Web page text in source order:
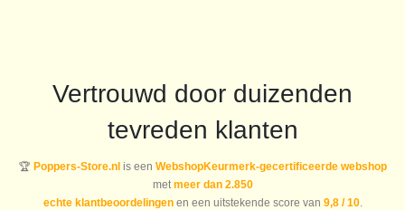
Vertrouwd door duizenden
tevreden klanten
🏆 Poppers-Store.nl is een WebshopKeurmerk-gecertificeerde webshop
met meer dan 2.850
echte klantbeoordelingenen een uitstekende score van 9,8 / 10.